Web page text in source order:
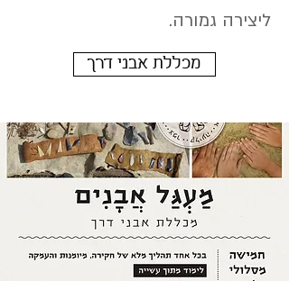
ליצירה גמורה.
מכללת אבני דרך